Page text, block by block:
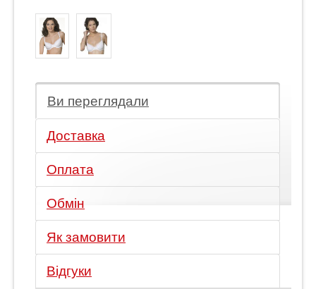
Ви переглядали
Доставка
Оплата
Обмін
Як замовити
Відгуки